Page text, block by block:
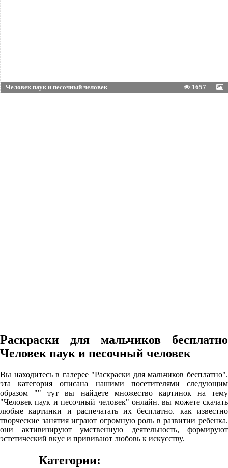
Человек паук и песочный человек 1657
Раскраски для мальчиков бесплатно
Человек паук и песочный человек
Вы находитесь в галерее "Раскраски для мальчиков бесплатно".
эта категория описана нашими посетителями следующим
образом "" тут вы найдете множество картинок на тему
"Человек паук и песочный человек" онлайн. вы можете скачать
любые картинки и распечатать их бесплатно. как известно
творческие занятия играют огромную роль в развитии ребенка.
они активизируют умственную деятельность, формируют
эстетический вкус и прививают любовь к искусству.
Категории: